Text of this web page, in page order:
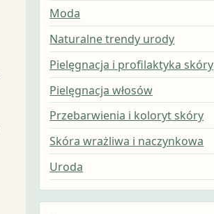
Moda
Naturalne trendy urody
Pielęgnacja i profilaktyka skóry
Pielęgnacja włosów
Przebarwienia i koloryt skóry
Skóra wrażliwa i naczynkowa
Uroda